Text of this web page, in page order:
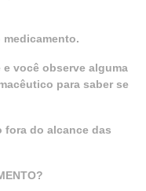
você observe alguma
para saber se
fora do alcance das